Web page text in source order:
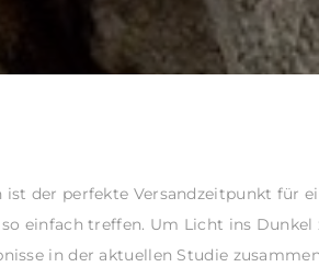
ist der perfekte Versandzeitpunkt für
einfach treffen. Um Licht ins
in der aktuellen Studie